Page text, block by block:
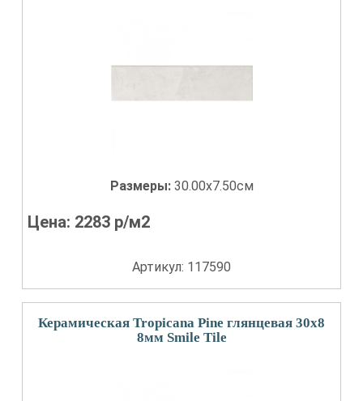
Размеры: 30.00x7.50см
Цена: 2283 р/м2
Артикул: 117590
Керамическая Tropicana Pine глянцевая 30x8
8мм Smile Tile